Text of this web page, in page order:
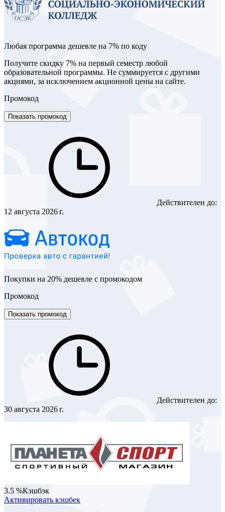
Любая программа дешевле на 7% по коду
Получите скидку 7% на первый семестр любой
образовательной программы. Не суммируется с другими
акциями, за исключением акционной цены на сайте.
Промокод
Показать промокод
Действителен до:
12 августа 2026 г.
Покупки на 20% дешевле с промокодом
Промокод
Показать промокод
Действителен до:
30 августа 2026 г.
3.5 %Кэшбэк
Активировать кэшбек